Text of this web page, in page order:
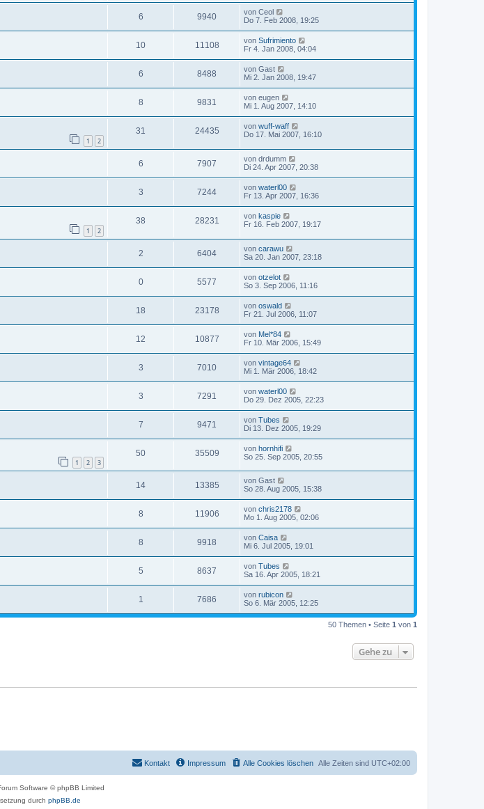
6 9940 von Ceol
Do 7. Feb 2008, 19:25
10 11108 von Sufrimiento
Fr 4. Jan 2008, 04:04
6 8488 von Gast
Mi 2. Jan 2008, 19:47
8 9831 von eugen
Mi 1. Aug 2007, 14:10
1 2
31 24435 von wuff-waff
Do 17. Mai 2007, 16:10
6 7907 von drdumm
Di 24. Apr 2007, 20:38
3 7244 von waterl00
Fr 13. Apr 2007, 16:36
1 2
38 28231 von kaspie
Fr 16. Feb 2007, 19:17
2 6404 von carawu
Sa 20. Jan 2007, 23:18
0 5577 von otzelot
So 3. Sep 2006, 11:16
18 23178 von oswald
Fr 21. Jul 2006, 11:07
12 10877 von Mel*84
Fr 10. Mär 2006, 15:49
3 7010 von vintage64
Mi 1. Mär 2006, 18:42
3 7291 von waterl00
Do 29. Dez 2005, 22:23
7 9471 von Tubes
Di 13. Dez 2005, 19:29
1 2 3
50 35509 von hornhifi
So 25. Sep 2005, 20:55
14 13385 von Gast
So 28. Aug 2005, 15:38
8 11906 von chris2178
Mo 1. Aug 2005, 02:06
8 9918 von Caisa
Mi 6. Jul 2005, 19:01
5 8637 von Tubes
Sa 16. Apr 2005, 18:21
1 7686 von rubicon
So 6. Mär 2005, 12:25
50 Themen • Seite 1 von 1
Gehe zu
Alle Zeiten sind UTC+02:00
Alle Cookies löschen
Impressum
Kontakt
Software © phpBB Limited
durch phpBB.de